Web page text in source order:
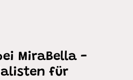
MiraBella -
für